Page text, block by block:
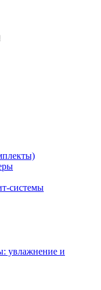
системы
увлажнение и